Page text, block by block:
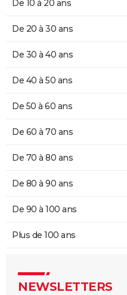
De 10 à 20 ans
De 20 à 30 ans
De 30 à 40 ans
De 40 à 50 ans
De 50 à 60 ans
De 60 à 70 ans
De 70 à 80 ans
De 80 à 90 ans
De 90 à 100 ans
Plus de 100 ans
NEWSLETTERS